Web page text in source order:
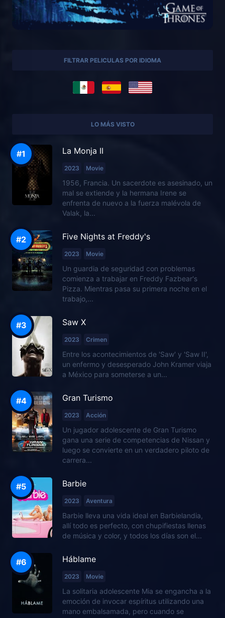
FILTRAR PELICULAS POR IDIOMA
LO MÁS VISTO
La Monja II
2023 Movie
1956, Francia. Un sacerdote es asesinado, un
mal se extiende y la hermana Irene se
enfrenta de nuevo a la fuerza malévola de
Valak, la...
Five Nights at Freddy's
2023 Movie
Un guardia de seguridad con problemas
comienza a trabajar en Freddy Fazbear's
Pizza. Mientras pasa su primera noche en el
trabajo,...
Saw X
2023 Crimen
Entre los acontecimientos de 'Saw' y 'Saw II',
un enfermo y desesperado John Kramer viaja
a México para someterse a un...
Gran Turismo
2023 Acción
Un jugador adolescente de Gran Turismo
gana una serie de competencias de Nissan y
luego se convierte en un verdadero piloto de
carrera...
Barbie
2023 Aventura
Barbie lleva una vida ideal en Barbielandia,
allí todo es perfecto, con chupifiestas llenas
de música y color, y todos los días son el...
Háblame
2023 Movie
La solitaria adolescente Mia se engancha a la
emoción de invocar espíritus utilizando una
mano embalsamada, pero cuando se